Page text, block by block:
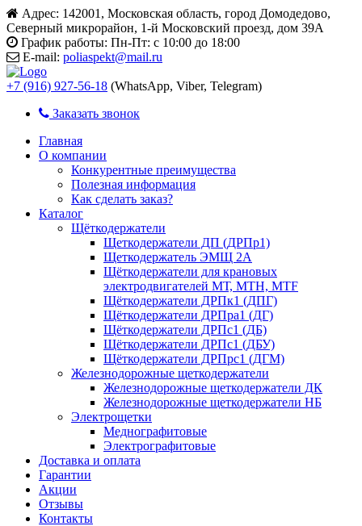
Адрес: 142001, Московская область, город Домодедово,
Северный микрорайон, 1-й Московский проезд, дом 39А
График работы: Пн-Пт: с 10:00 до 18:00
E-mail: poliaspekt@mail.ru
+7 (916) 927-56-18 (WhatsApp, Viber, Telegram)
Заказать звонок
Главная
О компании
Конкурентные преимущества
Полезная информация
Как сделать заказ?
Каталог
Щёткодержатели
Щеткодержатели ДП (ДРПр1)
Щеткодержатель ЭМЩ 2А
Щёткодержатели для крановых
электродвигателей МТ, МТН, МТF
Щёткодержатели ДРПк1 (ДПГ)
Щёткодержатели ДРПра1 (ДГ)
Щёткодержатели ДРПс1 (ДБ)
Щёткодержатели ДРПс1 (ДБУ)
Щёткодержатели ДРПрс1 (ДГМ)
Железнодорожные щеткодержатели
Железнодорожные щеткодержатели ДК
Железнодорожные щеткодержатели НБ
Электрощетки
Меднографитовые
Электрографитовые
Доставка и оплата
Гарантии
Акции
Отзывы
Контакты